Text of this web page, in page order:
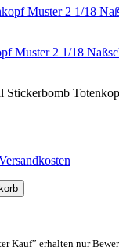
Muster 2 1/18
Stickerbomb
Kauf” erhalten nur